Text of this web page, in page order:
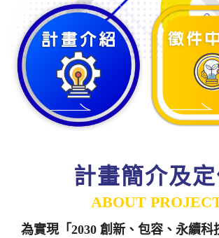
計畫簡介及
ABOUT
為實現「2030 創新、包容、永續科